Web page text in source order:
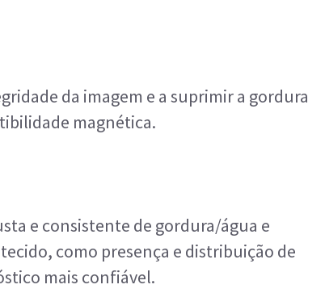
da imagem e a suprimir a gordura
magnética.
e consistente de gordura/água e
como presença e distribuição de
mais confiável.